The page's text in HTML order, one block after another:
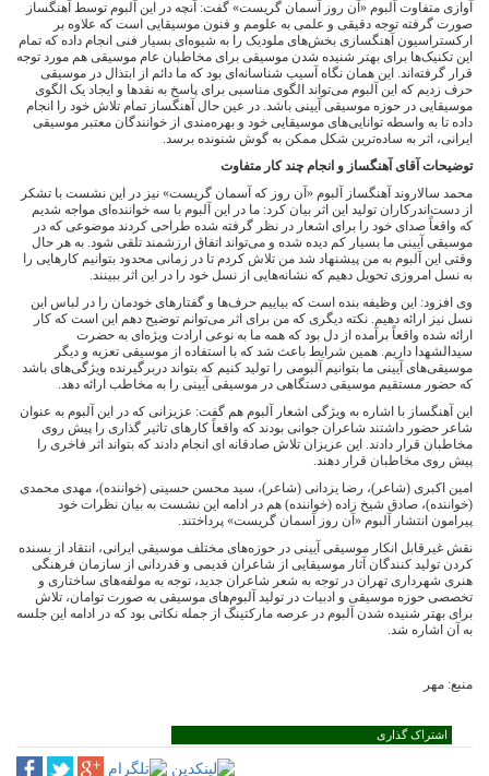
آوازی متفاوت آلبوم «آن روز آسمان گریست» گفت: آنچه در این آلبوم توسط آهنگساز
صورت گرفته توجه دقیقی و علمی به علومم و فنون موسیقایی است که علاوه بر
ارکستراسیون آهنگسازی بخش‌های ملودیک را به شیوه‌ای بسیار فنی انجام داده که تمام
این تکنیک‌ها برای بهتر شنیده شدن موسیقی برای مخاطبان عام موسیقی هم مورد توجه
قرار گرفته‌اند. این همان نگاه آسیب شناسانه‌ای بود که ما دائم از ابتذال در موسیقی
حرف زدیم که این آلبوم می‌تواند الگوی مناسبی برای پاسخ به نقدها و ایجاد یک الگوی
موسیقایی در حوزه موسیقی آیینی باشد. در عین حال آهنگساز تمام تلاش خود را انجام
داده تا به واسطه توانایی‌های موسیقایی خود و بهره‌مندی از خوانندگان معتبر موسیقی
ایرانی، اثر به ساده‌ترین شکل ممکن به گوش شنونده برسد.
توضیحات آقای آهنگساز و انجام چند کار متفاوت
محمد سالاروند آهنگساز آلبوم «آن روز که آسمان گریست» نیز در این نشست با تشکر
از دست‌اندرکاران تولید این اثر بیان کرد: ما در این آلبوم با سه خواننده‌ای مواجه شدیم
که واقعاً صدای خود را برای اشعار در نظر گرفته شده طراحی کردند موضوعی که در
موسیقی آیینی ما بسیار کم دیده شده و می‌تواند اتفاق ارزشمند تلقی شود. به هر حال
وقتی این آلبوم به من پیشنهاد شد من تلاش کردم تا در زمانی محدود بتوانیم کارهایی را
به نسل امروزی تحویل دهیم که نشانه‌هایی از نسل خود را در این اثر ببینند.
وی افزود: این وظیفه بنده است که بیاییم حرف‌ها و گفتارهای خودمان را در لباس این
نسل نیز ارائه دهیم. نکته دیگری که من برای اثر می‌توانم توضیح دهم این است که کار
ارائه شده واقعاً برآمده از دل بود که همه ما به نوعی ارادت ویژه‌ای به حضرت
سیدالشهدا داریم. همین شرایط باعث شد که با استفاده از موسیقی تعزیه و دیگر
موسیقی‌های آیینی ما بتوانیم آلبومی را تولید کنیم که بتواند دربرگیرنده ویژگی‌های باشد
که حضور مستقیم موسیقی دستگاهی در موسیقی آیینی را به مخاطب ارائه دهد.
این آهنگساز با اشاره به ویژگی اشعار آلبوم هم گفت: عزیزانی که در این آلبوم به عنوان
شاعر حضور داشتند شاعران جوانی بودند که واقعاً کارهای تاثیر گذاری را پیش روی
مخاطبان قرار دادند. این عزیزان تلاش صادقانه ای انجام دادند که بتواند اثر فاخری را
پیش روی مخاطبان قرار دهند.
امین اکبری (شاعر)، رضا یزدانی (شاعر)، سید محسن حسینی (خواننده)، مهدی محمدی
(خواننده)، صادق شیخ زاده (خواننده) هم در ادامه این نشست به بیان نظرات خود
پیرامون انتشار آلبوم «آن روز آسمان گریست» پرداختند.
نقش غیرقابل انکار موسیقی آیینی در حوزه‌های مختلف موسیقی ایرانی، انتقاد از بسنده
کردن تولید کنندگان آثار موسیقایی از شاعران قدیمی و قدردانی از سازمان فرهنگی
هنری شهرداری تهران در توجه به شعر شاعران جدید، توجه به مولفه‌های ساختاری و
تخصصی حوزه موسیقی و ادبیات در تولید آلبوم‌های موسیقی به صورت توامان، تلاش
برای بهتر شنیده شدن آلبوم در عرصه مارکتینگ از جمله نکاتی بود که در ادامه این جلسه
به آن اشاره شد.
منبع: مهر
اشتراک گذاری